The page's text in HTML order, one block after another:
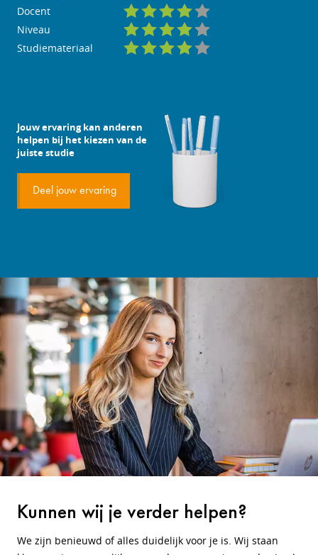
Docent
Niveau
Studiemateriaal
Jouw ervaring kan anderen
helpen bij het kiezen van de
juiste studie
Deel jouw ervaring
Kunnen wij je verder helpen?
We zijn benieuwd of alles duidelijk voor je is. Wij staan